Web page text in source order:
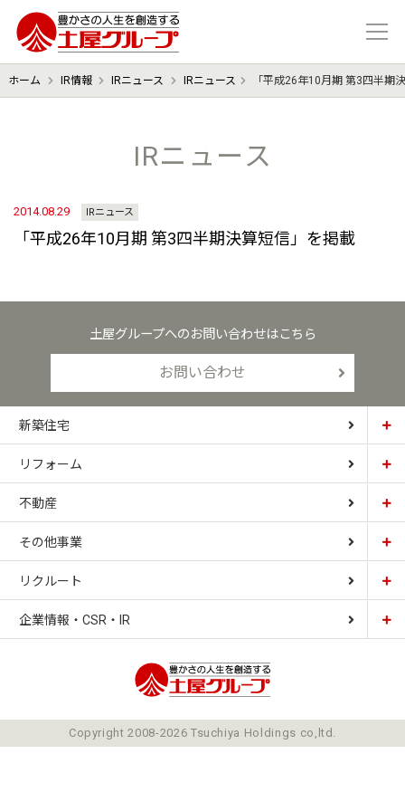
豊かさの人生を想像する 土屋グル
ホーム IR情報 IRニュース IRニュース 「平成26年10月期 第3四半期
IRニュース
2014.08.29 IRニュース
「平成26年10月期 第3四半期決算短信」を掲載
土屋グループへのお問い合わせはこちら
お問い合わせ
新築住宅
土屋ホーム
CARDINAL HOUSE
LIZNAS
リフォーム
土屋ホームトピア
不動産
土屋ホーム不動産
その他事業
土屋ホームレジデンス
土屋ソーラーファクトリー
リクルート
企業情報・CSR・IR
ミッションCopyright 2008-2026 Tsuchiya Holdings co,ltd.